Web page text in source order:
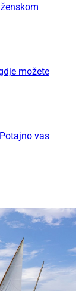
možete
vas